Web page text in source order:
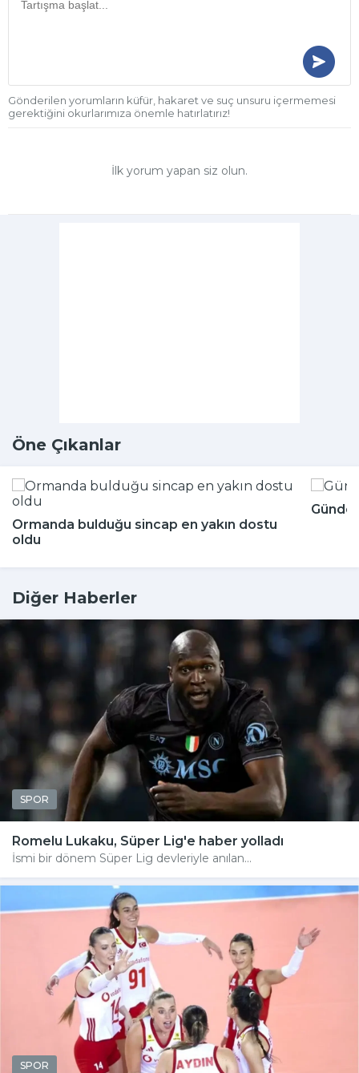
Gönderilen yorumların küfür, hakaret ve suç unsuru içermemesi
gerektiğini okurlarımıza önemle hatırlatırız!
İlk yorum yapan siz olun.
Öne Çıkanlar
Ormanda bulduğu sincap en yakın dostu
oldu
Günde
Diğer Haberler
SPOR
Romelu Lukaku, Süper Lig'e haber yolladı
İsmi bir dönem Süper Lig devleriyle anılan...
SPOR